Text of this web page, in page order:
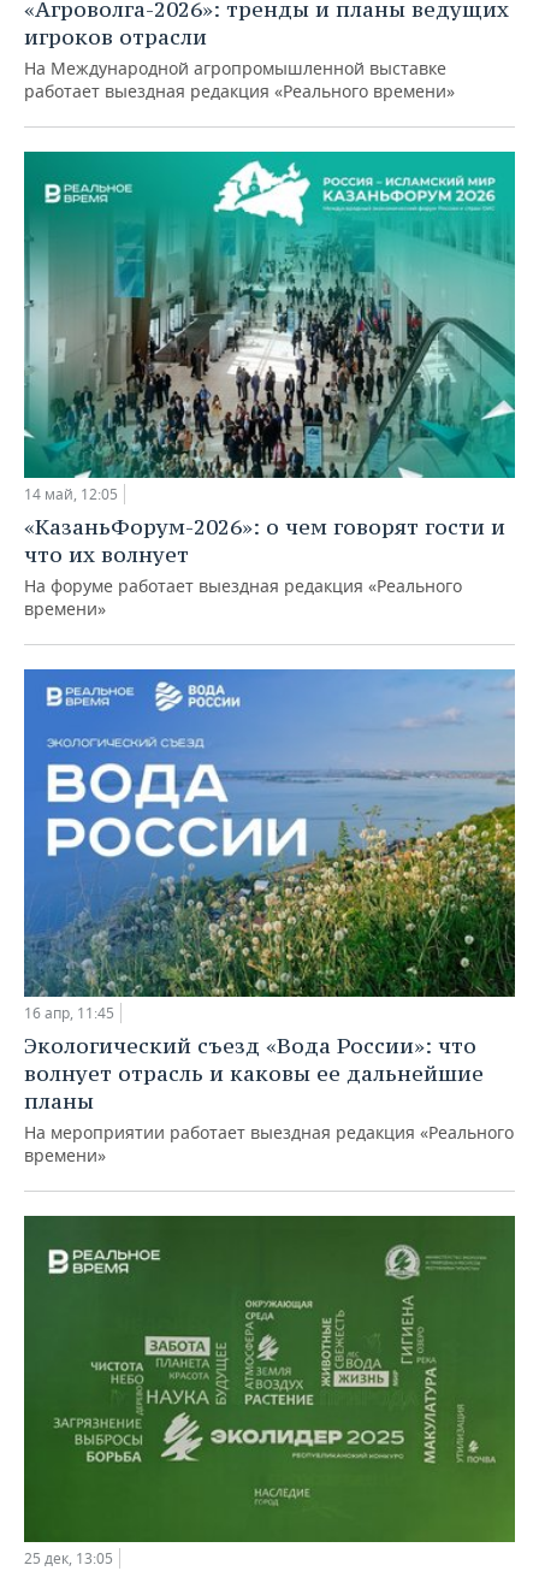
НЕФТЕХИМИЯ
НЕФТЬ
РОЗНИЧНАЯ ТОРГОВЛЯ
ТРАНСПОРТ
УСЛУГИ
НОВОСТИ ТЕХНОЛОГИЙ
IT
МЕДИА
ТЕЛЕКОММУНИКАЦИИ
МЕРОПРИЯТИЯ
НОВОСТИ МЕРОПРИЯТИЙ
ВЫЕЗДНАЯ РЕДАКЦИЯ
БИЗНЕС-БРАНЧИ
ONLINE-КОНФЕРЕНЦИИ
ОТКРЫТАЯ ЛЕКЦИЯ
СПОРТ
НОВОСТИ СПОРТА
ФУТБОЛ
ХОККЕЙ
БАСКЕТБОЛ
ВОЛЕЙБОЛ
КИБЕРСПОРТ
ФИГУРНОЕ КАТАНИЕ
ВОДНЫЕ ВИДЫ СПОРТА
ХОККЕЙ С МЯЧОМ
ОБЩЕСТВО
НОВОСТИ ОБЩЕСТВА
ВЛАСТЬ
ИНФРАСТРУКТУРА
ИСТОРИЯ
КУЛЬТУРА
МЕДИЦИНА
ОБРАЗОВАНИЕ
ПРОИСШЕСТВИЯ
СЮЖЕТЫ
СПРАВОЧНИК
СПИСОК ПЕРСОН
СПИСОК КОМПАНИЙ
ПОЛНАЯ ВЕРСИЯ
«Агроволга-2026»: тренды и планы ведущих
игроков отрасли
На Международной агропромышленной выставке
работает выездная редакция «Реального времени»
14 май, 12:05
«КазаньФорум-2026»: о чем говорят гости и
что их волнует
На форуме работает выездная редакция «Реального
времени»
16 апр, 11:45
Экологический съезд «Вода России»: что
волнует отрасль и каковы ее дальнейшие
планы
На мероприятии работает выездная редакция «Реального
времени»
25 дек, 13:05